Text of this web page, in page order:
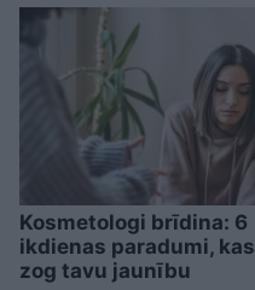
Kosmetologi brīdina: 6
ikdienas paradumi, kas
zog tavu jaunību